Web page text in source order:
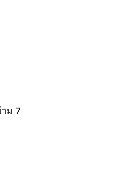
ม 7